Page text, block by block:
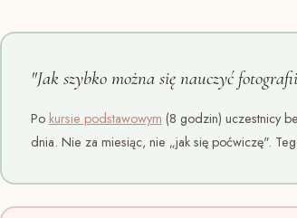
"Jak szybko można się nauczyć
Po kursie podstawowym (8 godzin) uczestnicy
dnia. Nie za miesiąc, nie „jak się poćwiczę".